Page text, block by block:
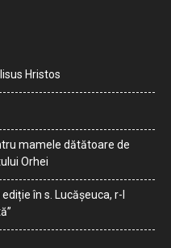
Hristos
mamele dătătoare de
Orhei
în s. Lucășeuca, r-l